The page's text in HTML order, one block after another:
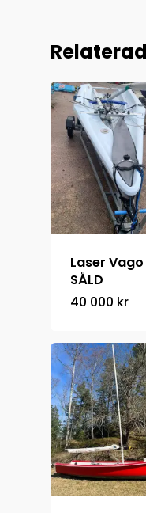
Laser Vago
SÅLD
40 000 kr